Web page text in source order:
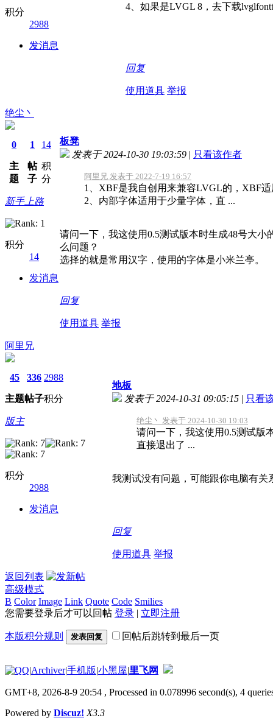
积分
2988
发消息
4、如果是LVGL 8，去下载
回复
使用道具 举报
绝尘丶
0
主
题
1
帖
子
14
积
分
新手上路
积分
14
发消息
板凳
发表于 2024-10-30 19:03:59 | 只看该作者
阿里兄 发表于 2022-7-19 16:57
1、XBF是我自创用来兼容LVGL的，XBF
2、内部字体适用于少量字体，直 ...
请问一下，我这使用0.5测试版本时生成48号大
么问题？
选择的就是常用汉字，使用的字体是小米兰亭。
回复
使用道具 举报
阿里兄
45
主题
336
帖子
2988
积分
版主
积分
2988
发消息
地板
发表于 2024-10-31 09:05:15 | 只看
绝尘丶 发表于 2024-10-30 19:03
请问一下，我这使用0.5测试版
直接退出了 ...
我测试没有问题，可能跟你电脑有
回复
使用道具 举报
返回列表
高级模式
B Color Image Link Quote Code Smilies
您需要登录后才可以回帖 登录 | 立即注册
本版积分规则 发表回复 回帖后跳转到最后一页
|Archiver|手机版|小黑屋|里飞网
GMT+8, 2026-8-9 20:54 , Processed in 0.078996 second(s), 4
Powered by Discuz! X3.3